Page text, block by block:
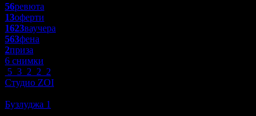
56ревюта
13оферти
1623ваучера
563фена
2приза
6 снимки
5 3 2 2 2
Студио ZOI
Бузлуджа 1